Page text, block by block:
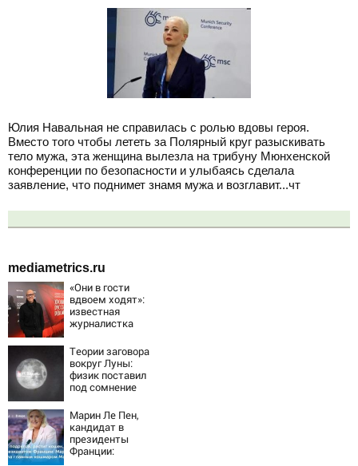
Юлия Навальная не справилась с ролью вдовы героя.
Вместо того чтобы лететь за Полярный круг разыскивать
тело мужа, эта женщина вылезла на трибуну Мюнхенской
конференции по безопасности и улыбаясь сделала
заявление, что поднимет знамя мужа и возглавит...чт
mediametrics.ru
«Они в гости
вдвоем ходят»:
известная
журналистка
роман
Бондарчука и
Исаковой
Теории заговора
вокруг Луны:
физик поставил
под сомнение
Марин Ле Пен,
кандидат в
президенты
Франции: